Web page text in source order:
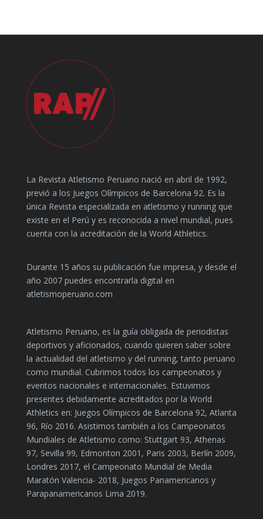
La Revista Atletismo Peruano nació en abril de 1992,
previó a los Juegos Olímpicos de Barcelona 92. Es la
única Revista especializada en atletismo y running que
existe en el Perú y es reconocida a nivel mundial, pues
cuenta con la acreditación de la World Athletics.
Durante 15 años su publicación fue impresa, y desde el
año 2007 puedes encontrarla digital en
atletismoperuano.com
Atletismo Peruano, es la guía obligada de periodistas
deportivos y aficionados, cuando quieren saber sobre
la actualidad del atletismo y del running, tanto peruano
como mundial. Cubrimos todos los campeonatos y
eventos nacionales e internacionales. Estuvimos
presentes debidamente acreditados por la World
Athletics en: Juegos Olímpicos de Barcelona 92, Atlanta
96, Río 2016. Asistimos también a los Campeonatos
Mundiales de Atletismo como: Stuttgart 93, Athenas
97, Sevilla 99, Edmonton 2001, Paris 2003, Berlín 2009,
Londres 2017, el Campeonato Mundial de Media
Maratón Valencia- 2018, Juegos Panamericanos y
Parapanamericanos Lima 2019.